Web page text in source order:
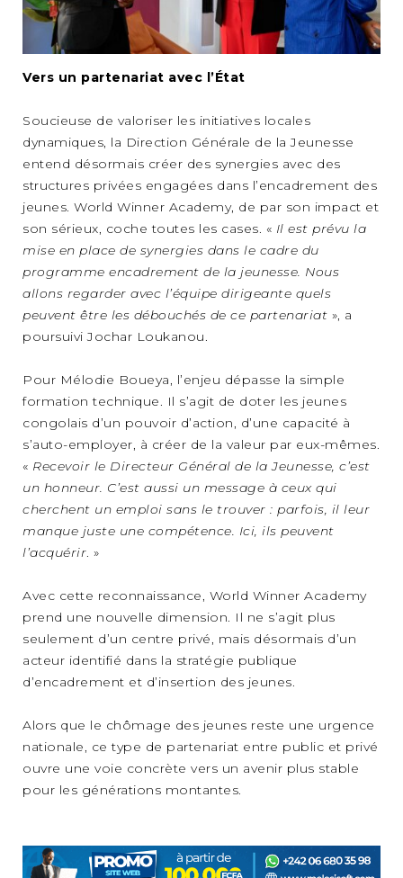
Vers un partenariat avec l’État
Soucieuse de valoriser les initiatives locales
dynamiques, la Direction Générale de la Jeunesse
entend désormais créer des synergies avec des
structures privées engagées dans l’encadrement des
jeunes. World Winner Academy, de par son impact et
son sérieux, coche toutes les cases. « Il est prévu la
mise en place de synergies dans le cadre du
programme encadrement de la jeunesse. Nous
allons regarder avec l’équipe dirigeante quels
peuvent être les débouchés de ce partenariat », a
poursuivi Jochar Loukanou.
Pour Mélodie Boueya, l’enjeu dépasse la simple
formation technique. Il s’agit de doter les jeunes
congolais d’un pouvoir d’action, d’une capacité à
s’auto-employer, à créer de la valeur par eux-mêmes.
« Recevoir le Directeur Général de la Jeunesse, c’est
un honneur. C’est aussi un message à ceux qui
cherchent un emploi sans le trouver : parfois, il leur
manque juste une compétence. Ici, ils peuvent
l’acquérir. »
Avec cette reconnaissance, World Winner Academy
prend une nouvelle dimension. Il ne s’agit plus
seulement d’un centre privé, mais désormais d’un
acteur identifié dans la stratégie publique
d’encadrement et d’insertion des jeunes.
Alors que le chômage des jeunes reste une urgence
nationale, ce type de partenariat entre public et privé
ouvre une voie concrète vers un avenir plus stable
pour les générations montantes.